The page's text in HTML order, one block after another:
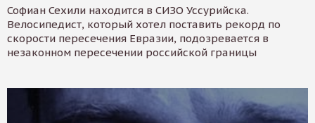
Софиан Сехили находится в СИЗО Уссурийска.
Велосипедист, который хотел поставить рекорд по
скорости пересечения Евразии, подозревается в
незаконном пересечении российской границы